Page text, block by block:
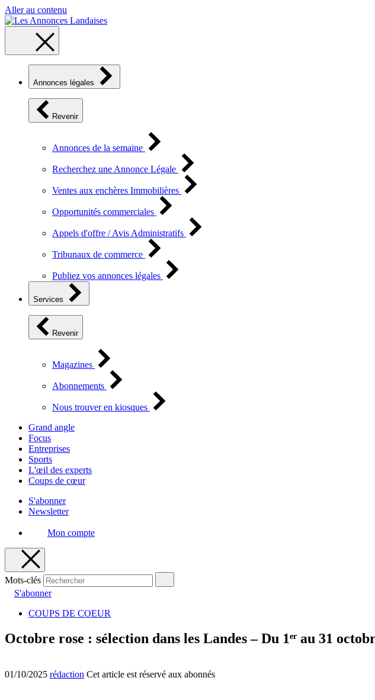
Aller au contenu
Annonces légales
Revenir
Annonces de la semaine
Recherchez une Annonce Légale
Ventes aux enchères Immobilières
Opportunités commerciales
Appels d'offre / Avis Administratifs
Tribunaux de commerce
Publiez vos annonces légales
Services
Revenir
Magazines
Abonnements
Nous trouver en kiosques
Grand angle
Focus
Entreprises
Sports
L'œil des experts
Coups de cœur
S'abonner
Newsletter
Mon compte
Mots-clés
S'abonner
COUPS DE COEUR
Octobre rose : sélection dans les Landes – Du 1ᵉʳ au 31
01/10/2025 rédaction Cet article est réservé aux abonnés